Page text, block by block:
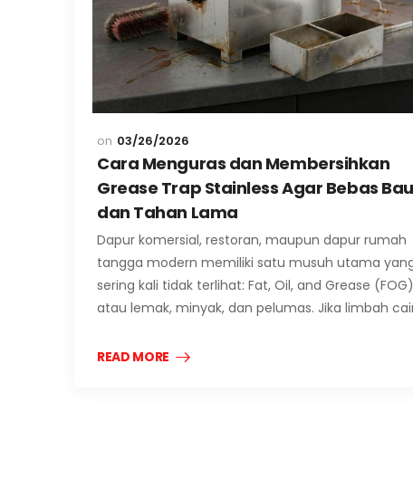
03/26/2026
Cara Menguras dan Membersihkan
Grease Trap Stainless Agar Bebas Bau
dan Tahan Lama
Dapur komersial, restoran, maupun dapur rumah
tangga modern memiliki satu musuh utama
sering kali tidak terlihat: Fat, Oil, and Grease (FOG)
atau lemak, minyak, dan pelumas. Jika limbah
READ MORE